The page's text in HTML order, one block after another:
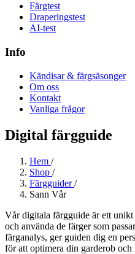
Färgtest
Draperingstest
AI-test
Info
Kändisar & färgsäsonger
Om oss
Kontakt
Vanliga frågor
Digital färgguide
Hem /
Shop /
Färgguider /
Sann Vår
Vår digitala färgguide är ett
och använda de färger som
färganalys, ger guiden dig en
för att optimera din garderob och